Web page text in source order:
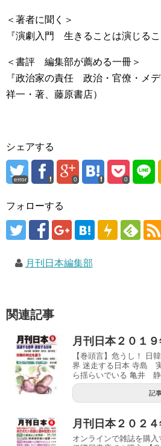
＜著者に聞く＞
『演劇入門 生きることは演じる
＜書評 編集部が薦める一冊＞
『政治家の責任 政治・官僚・メデ
祥一・著、藤原書店）
シェアする
error 0 0
フォローする
月刊日本編集部
関連記事
月刊日本２０１
【巻頭言】危うし！ 日
界 迷走する日本 寺島
ら揺らいでいる 亀井 静
記
月刊日本２０２
オンラインで雑誌を購